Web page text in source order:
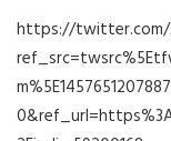
https://twitter.com/